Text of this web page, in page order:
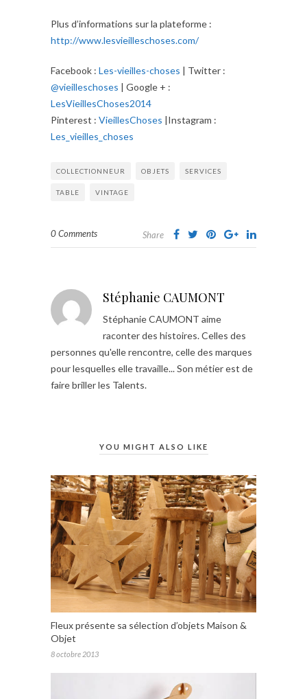
Plus d’informations sur la plateforme :
http://www.lesvieilleschoses.com/
Facebook : Les-vieilles-choses | Twitter :
@vieilleschoses | Google + :
LesVieillesChoses2014
Pinterest : VieillesChoses |Instagram :
Les_vieilles_choses
COLLECTIONNEUR OBJETS SERVICES
TABLE VINTAGE
0 Comments Share
Stéphanie CAUMONT
Stéphanie CAUMONT aime
raconter des histoires. Celles des
personnes qu'elle rencontre, celle des marques
pour lesquelles elle travaille... Son métier est de
faire briller les Talents.
YOU MIGHT ALSO LIKE
Fleux présente sa sélection d’objets Maison &
Objet
8 octobre 2013